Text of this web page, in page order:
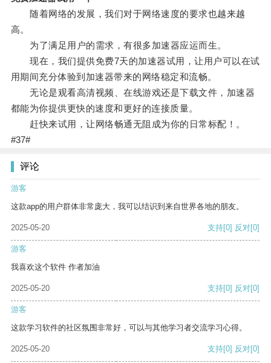
随着网络的发展，我们对于网络速度的要求也越来越
高。
为了满足用户的需求，有很多加速器应运而生。
现在，我们提供免费7天的加速器试用，让用户可以在试
用期间充分体验到加速器带来的网络稳定和流畅。
无论是观看高清视频、在线游戏还是下载文件，加速器
都能为你提供更快的速度和更好的连接质量。
赶快来试用，让网络畅通无阻成为你的日常标配！。
#37#
评论
游客
这款app的用户群体非常庞大，我可以结识到来自世界各地的朋友。
2025-05-20 支持[0] 反对[0]
游客
我喜欢这个软件 作者加油
2025-05-20 支持[0] 反对[0]
游客
这款学习软件的社区氛围非常好，可以与其他学习者交流学习心得。
2025-05-20 支持[0] 反对[0]